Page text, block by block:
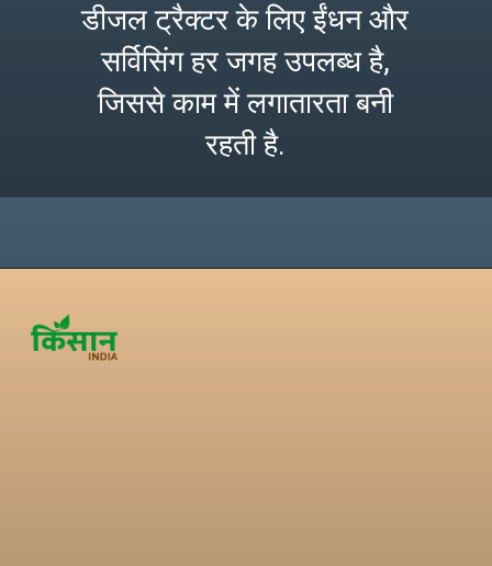
डीजल ट्रैक्टर के लिए ईंधन और
सर्विसिंग हर जगह उपलब्ध है,
जिससे काम में लगातारता बनी
रहती है.